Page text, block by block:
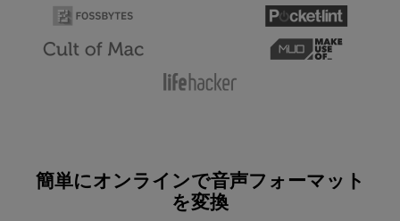
簡単にオンラインで音声フォーマット
を変換